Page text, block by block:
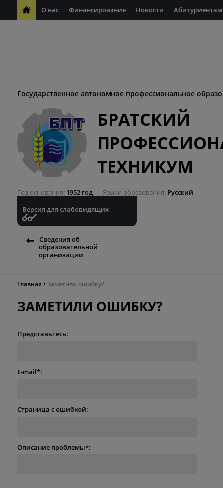
О нас Финансирование Новости Абитуриентам
Государственное автономное профессиональное
БРАТСКИЙ
ТЕХНИКУМ
Год основания 1952 год Языки образования Русский
Версия для слабовидящих
Сведения об
образовательной
организации
Главная Заметили ошибку?
ЗАМЕТИЛИ ОШИБКУ?
Представьтесь:
E-mail*:
Страница с ошибкой:
Описание проблемы*: